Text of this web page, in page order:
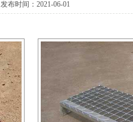
发布时间：2021-06-01